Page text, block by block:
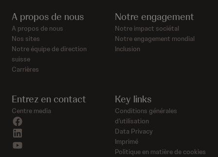
A propos de nous
A propos de nous
Nos sites
Notre équipe de direction
suisse
Carrières
Notre engagement
Notre impact sociétal
Notre engagement mondial
Inclusion
Entrez en contact
Centre media
Key links
Conditions générales
d’utilisation
Data Privacy
Imprimé
Politique en matière de cookies